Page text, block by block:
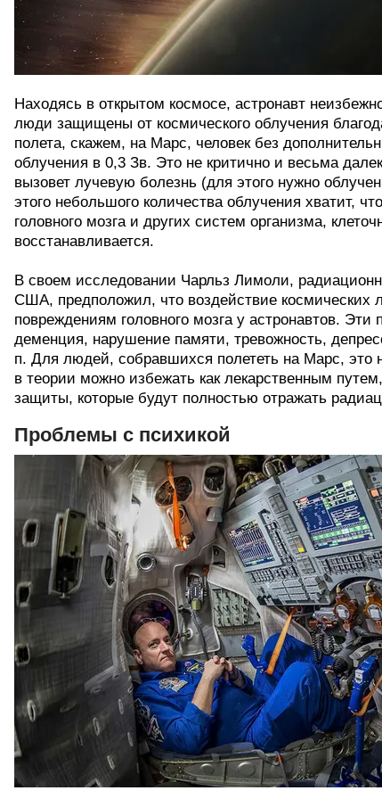
Находясь в открытом космосе, астронавт
люди защищены от космического облучения
полета, скажем, на Марс, человек без
облучения в 0,3 Зв. Это не критично и весьма
вызовет лучевую болезнь (для этого нужно
этого небольшого количества облучения хватит,
головного мозга и других систем организма,
восстанавливается.
В своем исследовании Чарльз Лимоли,
США, предположил, что воздействие космических
повреждениям головного мозга у астронавтов.
деменция, нарушение памяти, тревожность,
п. Для людей, собравшихся полететь на Марс, это
в теории можно избежать как лекарственным
защиты, которые будут полностью отражать
Проблемы с психикой